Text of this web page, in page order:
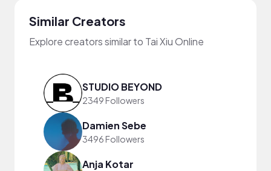
Similar Creators
Explore creators similar to Tai Xiu Online
STUDIO BEYOND
2349 Followers
Damien Sebe
3496 Followers
Anja Kotar